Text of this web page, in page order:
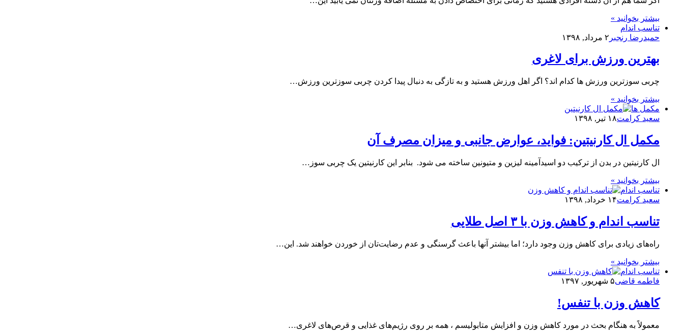
بیشتر بخوانید »
تناسب اندام
حمیدرضا رنجبر ۲ مرداد, ۱۳۹۸
بهترین ورزش برای لاغری
چربی سوزترین ورزش ها کدام اند؟ اگر اهل ورزش هستید و به تازگی به دنبال پیدا کردن چربی سوزترین ورزش…
بیشتر بخوانید »
مکمل ها
سعید کرامت۱۸ تیر, ۱۳۹۸
مکمل ال کارنیتین: فواید، عوارض جانبی و میزان مصرف آن
ال کارنیتین در بدن از ترکیب دو اسیدآمینه لیزین و متیونین ساخته می شود. بنابر این کارنیتین یک چربی سوز…
بیشتر بخوانید »
تناسب اندام
سعید کرامت۱۴ خرداد, ۱۳۹۸
تناسب اندام و کاهش وزن با ۳ اصل طلایی
راه‌های زیادی برای کاهش وزن وجود دارد؛ اما بیشتر آنها باعث گرسنگی و عدم رضایت‌تان از خوردن خواهند شد. این…
بیشتر بخوانید »
تناسب اندام
فاطمه قاضی۵ شهریور, ۱۳۹۷
کاهش وزن با تنفس!
معمولاً به هنگام بحث در مورد کاهش وزن و افزایش متابولیسم ، همه بر روی رژیم‌های غذایی و قرص‌های لاغری…